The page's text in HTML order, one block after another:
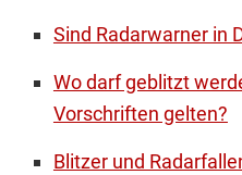
Sind Radarwarner in
Wo darf geblitzt
Vorschriften gelten?
Blitzer und